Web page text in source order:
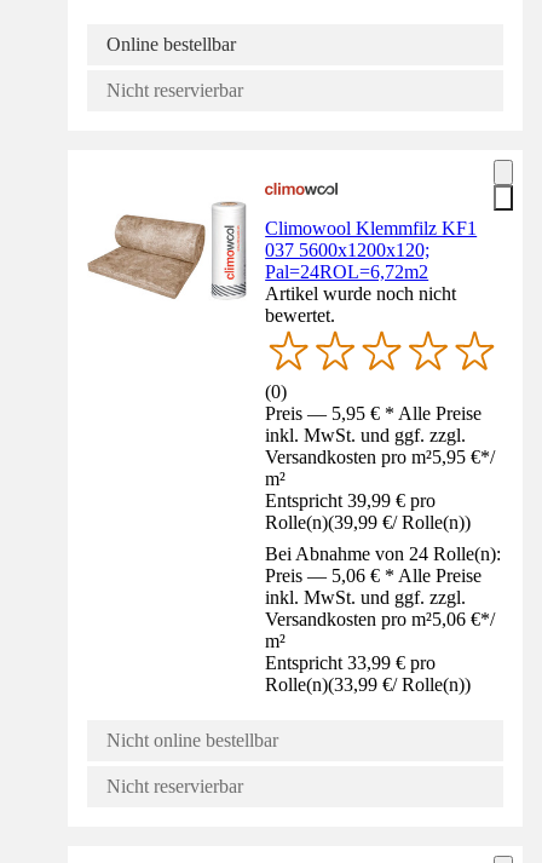
Online bestellbar
Nicht reservierbar
Climowool Klemmfilz KF1
037 5600x1200x120;
Pal=24ROL=6,72m2
Artikel wurde noch nicht
bewertet.
(0)
Preis — 5,95 € * Alle Preise
inkl. MwSt. und ggf. zzgl.
Versandkosten pro m²5,95 €*/
m²
Entspricht 39,99 € pro
Rolle(n)(39,99 €/ Rolle(n))
Bei Abnahme von 24 Rolle(n):
Preis — 5,06 € * Alle Preise
inkl. MwSt. und ggf. zzgl.
Versandkosten pro m²5,06 €*/
m²
Entspricht 33,99 € pro
Rolle(n)(33,99 €/ Rolle(n))
Nicht online bestellbar
Nicht reservierbar